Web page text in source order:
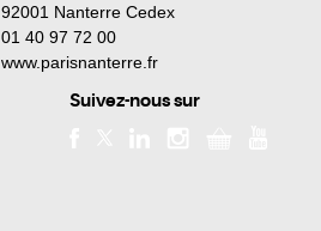
92001 Nanterre Cedex
01 40 97 72 00
www.parisnanterre.fr
Suivez-nous sur